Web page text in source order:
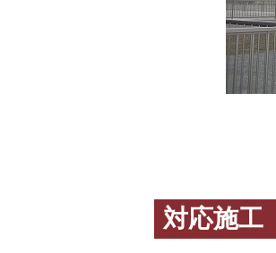
対応施工